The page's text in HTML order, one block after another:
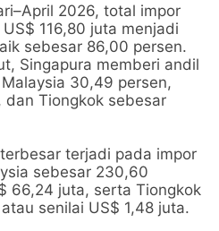
2026, total impor
116,80 juta menjadi
sebesar 86,00 persen.
Singapura memberi andil
30,49 persen,
dan Tiongkok sebesar
terjadi pada impor
sebesar 230,60
66,24 juta, serta Tiongkok
senilai US$ 1,48 juta.